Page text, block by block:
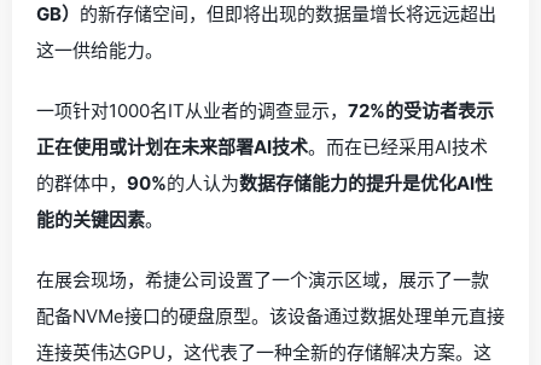
GB） 的新存储空间，但即将出现的数据量增长将远远超出
这一供给能力。
一项针对1000名IT从业者的调查显示， 72%的受访者表示
正在使用或计划在未来部署AI技术。而在已经采用AI技术
的群体中， 90%的人认为数据存储能力的提升是优化AI性
能的关键因素。
在展会现场，希捷公司设置了一个演示区域，展示了一款
配备NVMe接口的硬盘原型。该设备通过数据处理单元直接
连接英伟达GPU，这代表了一种全新的存储解决方案。这